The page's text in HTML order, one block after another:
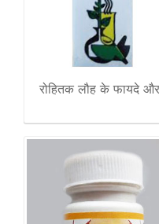
रोहितक लौह के फायदे